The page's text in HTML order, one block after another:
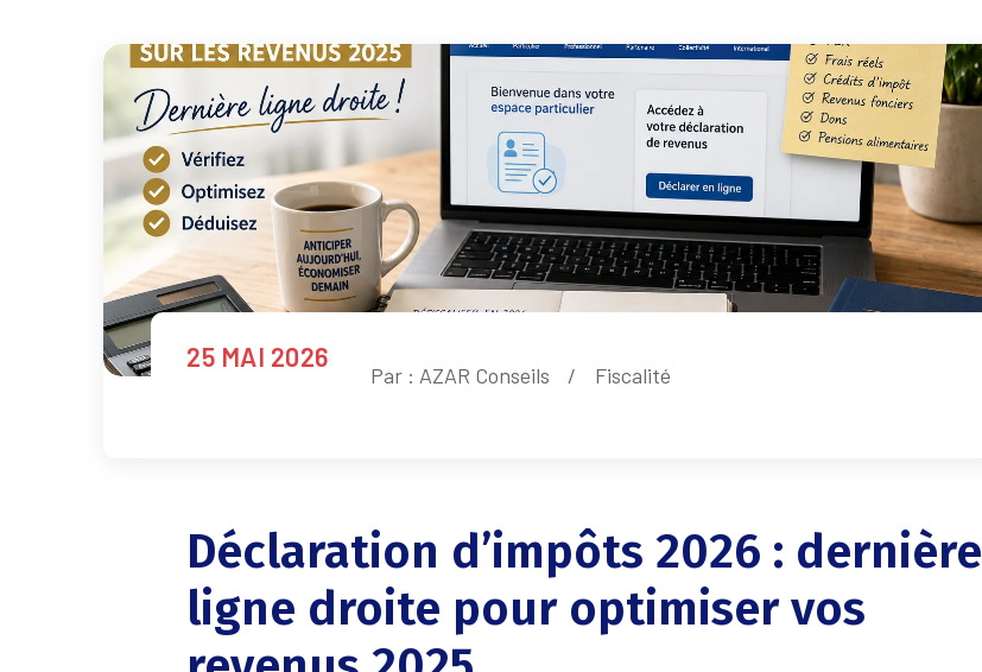
25 MAI 2026
Par : AZAR Conseils Fiscalité
Déclaration d’impôts 2026 : dernière
ligne droite pour optimiser vos